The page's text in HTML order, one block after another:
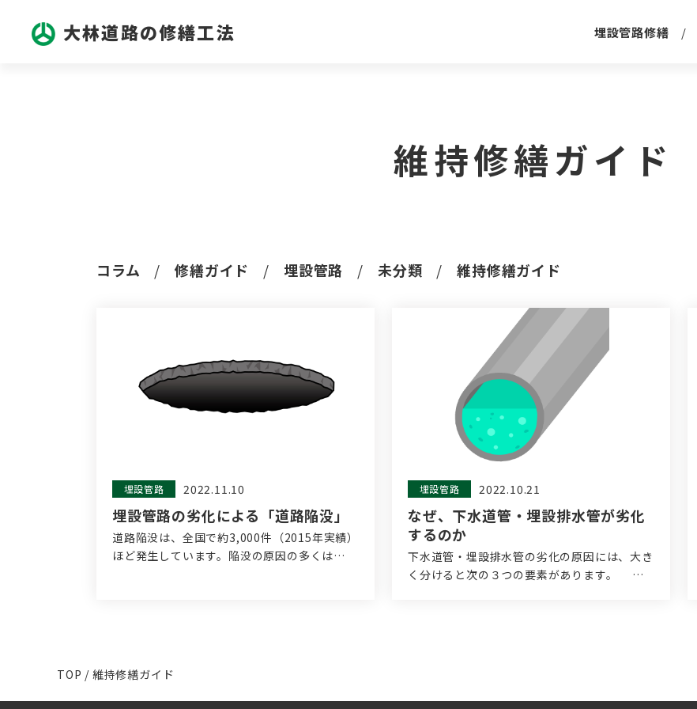
大林道路の修繕工法 埋設管路修繕
維持修繕ガイド
コラム 修繕ガイド 埋設管路 未分類 維持修繕ガイド
埋設管路 2022.11.10
埋設管路の劣化による「道路陥没」
道路陥没は、全国で約3,000件（2015年実績）
ほど発生しています。陥没の原因の多くは…
埋設管路 2022.10.21
なぜ、下水道管・埋設排水管が劣化
するのか
下水道管・埋設排水管の劣化の原因には、大き
く分けると次の３つの要素があります。 ①
TOP / 維持修繕ガイド